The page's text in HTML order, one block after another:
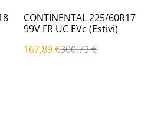
%
CONTINENTAL 225/60R17
99V FR UC EVc (Estivi)
167,89 €300,73 €